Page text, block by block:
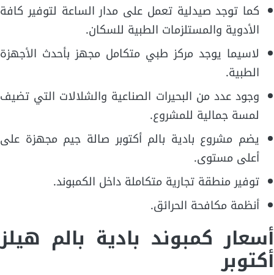
كما توجد صيدلية تعمل على مدار الساعة لتوفير كافة
الأدوية والمستلزمات الطبية للسكان.
لاسيما يوجد مركز طبي متكامل مجهز بأحدث الأجهزة
الطبية.
وجود عدد من البحيرات الصناعية والشلالات التي تضيف
لمسة جمالية للمشروع.
يضم مشروع بادية بالم أكتوبر صالة جيم مجهزة على
أعلى مستوى.
توفير منطقة تجارية متكاملة داخل الكمبوند.
أنظمة مكافحة الحرائق.
أسعار كمبوند بادية بالم هيلز
أكتوبر